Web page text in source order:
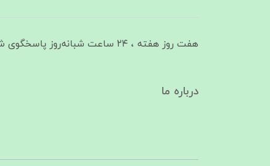
هفت روز هفته ، ۲۴ ساعت شبانه‌روز پاسخگوی شما هستیم
درباره ما